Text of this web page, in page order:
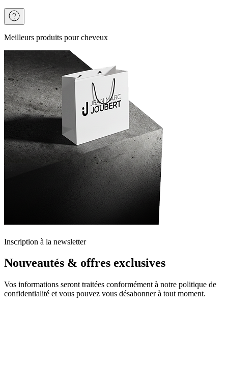
Meilleurs produits pour cheveux
Inscription à la newsletter
Nouveautés & offres exclusives
Vos informations seront traitées conformément à notre politique de
confidentialité et vous pouvez vous désabonner à tout moment.